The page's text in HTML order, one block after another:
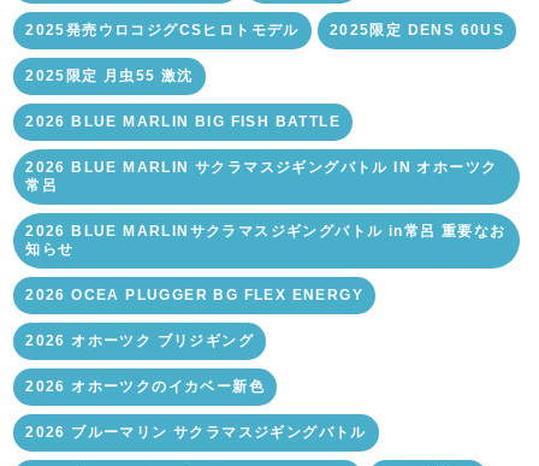
2025発売ウロコジグCSヒロトモデル 2025限定 DENS 60US
2025限定 月虫55 激沈
2026 BLUE MARLIN BIG FISH BATTLE
2026 BLUE MARLIN サクラマスジギングバトル IN オホーツク
常呂
2026 BLUE MARLINサクラマスジギングバトル in常呂 重要なお
知らせ
2026 OCEA PLUGGER BG FLEX ENERGY
2026 オホーツク ブリジギング
2026 オホーツクのイカベー新色
2026 ブルーマリン サクラマスジギングバトル